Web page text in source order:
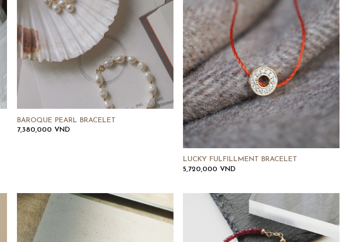
BAROQUE PEARL BRACELET
7,380,000 VND
LUCKY FULFILLMENT BRACELET
5,720,000 VND